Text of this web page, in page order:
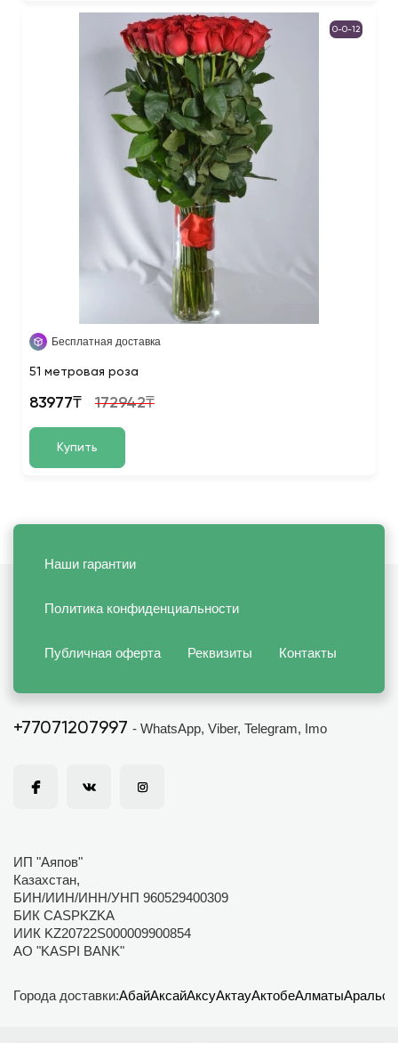
0-0-12
Бесплатная доставка
51 метровая роза
83977₸ 172942₸
Купить
Наши гарантии
Политика конфиденциальности
Публичная оферта Реквизиты Контакты
+77071207997 - WhatsApp, Viber, Telegram, Imo
ИП "Аяпов"
Казахстан,
БИН/ИИН/ИНН/УНП 960529400309
БИК CASPKZKA
ИИК KZ20722S000009900854
АО "KASPI BANK"
Города доставки:АбайАксайАксуАктауАктобеАлматыАральск